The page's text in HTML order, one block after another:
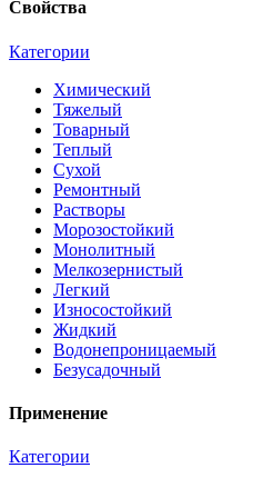
Свойства
Категории
Химический
Тяжелый
Товарный
Теплый
Сухой
Ремонтный
Растворы
Морозостойкий
Монолитный
Мелкозернистый
Легкий
Износостойкий
Жидкий
Водонепроницаемый
Безусадочный
Применение
Категории